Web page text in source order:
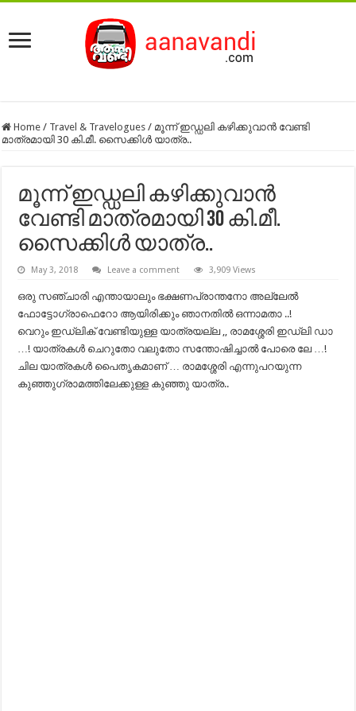
Home / Travel & Travelogues / മൂന്ന് ഇഡ്ഡലി കഴിക്കുവാന്‍ വേണ്ടി
മാത്രമായി 30 കി.മീ. സൈക്കിള്‍ യാത്ര..
മൂന്ന് ഇഡ്ഡലി കഴിക്കുവാന്‍
വേണ്ടി മാത്രമായി 30 കി.മീ.
സൈക്കിള്‍ യാത്ര..
May 3, 2018 Leave a comment 3,909 Views
ഒരു സഞ്ചാരി എന്തായാലും ഭക്ഷണപ്രാന്തനോ അല്ലേൽ
ഫോട്ടോഗ്രാഫെറോ ആയിരിക്കും ഞാനതിൽ ഒന്നാമതാ ..!
വെറും ഇഡ്‌ലിക് വേണ്ടിയുള്ള യാത്രയല്ല ,, രാമശ്ശേരി ഇഡ്‌ലി ഡാ
…! യാത്രകൾ ചെറുതോ വലുതോ സന്തോഷിച്ചാൽ പോരെ ലേ …!
ചില യാത്രകൾ പൈതൃകമാണ് … രാമശ്ശേരി എന്നുപറയുന്ന
കുഞ്ഞുഗ്രാമത്തിലേക്കുള്ള കുഞ്ഞു യാത്ര..